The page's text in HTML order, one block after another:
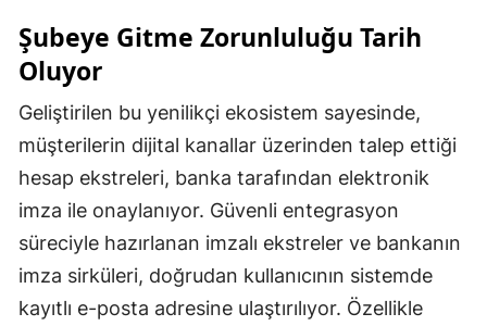
Şubeye Gitme Zorunluluğu Tarih
Oluyor
Geliştirilen bu yenilikçi ekosistem sayesinde,
müşterilerin dijital kanallar üzerinden talep ettiği
hesap ekstreleri, banka tarafından elektronik
imza ile onaylanıyor. Güvenli entegrasyon
süreciyle hazırlanan imzalı ekstreler ve bankanın
imza sirküleri, doğrudan kullanıcının sistemde
kayıtlı e-posta adresine ulaştırılıyor. Özellikle